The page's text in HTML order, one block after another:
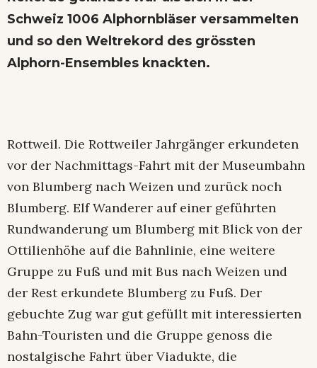
Schweiz 1006 Alphornbläser versammelten
und so den Weltrekord des grössten
Alphorn-Ensembles knackten.
Rottweil. Die Rottweiler Jahrgänger erkundeten
vor der Nachmittags-Fahrt mit der Museumbahn
von Blumberg nach Weizen und zurück noch
Blumberg. Elf Wanderer auf einer geführten
Rundwanderung um Blumberg mit Blick von der
Ottilienhöhe auf die Bahnlinie, eine weitere
Gruppe zu Fuß und mit Bus nach Weizen und
der Rest erkundete Blumberg zu Fuß. Der
gebuchte Zug war gut gefüllt mit interessierten
Bahn-Touristen und die Gruppe genoss die
nostalgische Fahrt über Viadukte, die